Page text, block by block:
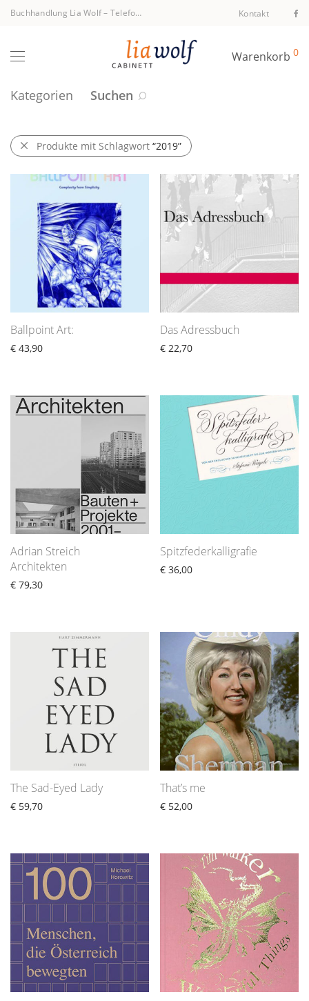
Buchhandlung Lia Wolf– Telefon +43 1 512 40 94 Kontakt
Warenkorb 0
Kategorien Suchen
Produkte mit Schlagwort “2019”
Ballpoint Art:
€ 43,90
Das Adressbuch
€ 22,70
Adrian Streich
Architekten
€ 79,30
Spitzfederkalligrafie
€ 36,00
The Sad-Eyed Lady
€ 59,70
That’s me
€ 52,00